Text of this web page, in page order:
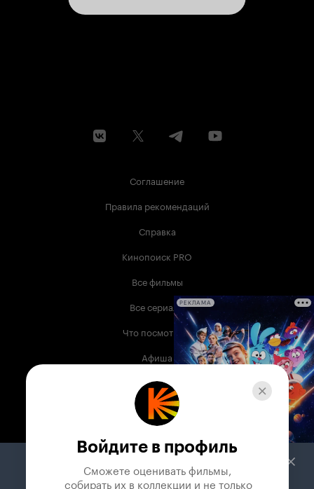
Соглашение
Правила рекомендаций
Справка
Кинопоиск PRO
Все фильмы
Все сериалы
Что посмотреть
Афиша
Музыка
Телепрограмма
Служба поддержки
РЕКЛАМА
Войдите в профиль
Сможете оценивать фильмы,
собирать их в коллекции и не только